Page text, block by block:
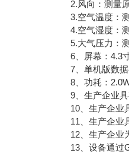
2.风向：测量原
3.空气温度：测
4.空气湿度：测
5.大气压力：测
6、屏幕：4.3寸
7、单机版数据
8、功耗：
9、生产企业具
10、生产企业
11、生产企业具
12、生产企业
13、设备通过